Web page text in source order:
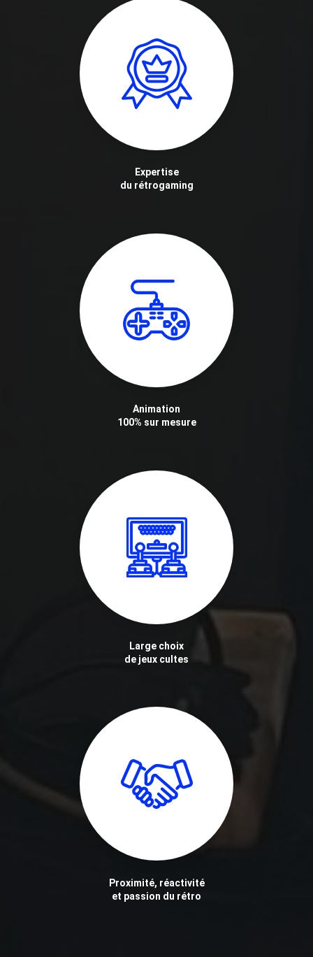
Expertise
du rétrogaming
Animation
100% sur mesure
Large choix
de jeux cultes
Proximité, réactivité
et passion du rétro